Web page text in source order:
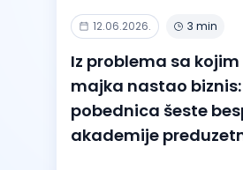
12.06.2026. 3 min
Iz problema sa
majka nastao
pobednica šeste
akademije